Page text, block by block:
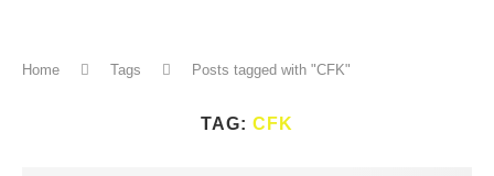
Home Tags Posts tagged with "CFK"
TAG: CFK